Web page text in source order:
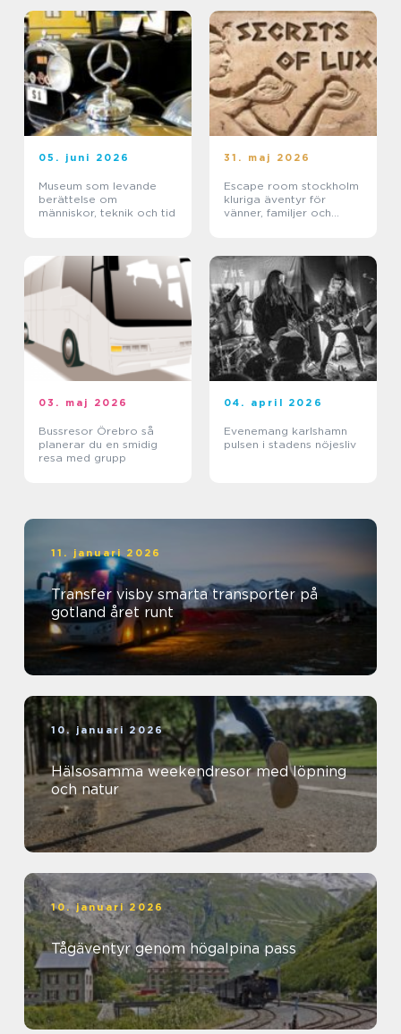
05. juni 2026
Museum som levande
berättelse om
människor, teknik och tid
31. maj 2026
Escape room stockholm
kluriga äventyr för
vänner, familjer och
03. maj 2026
Bussresor Örebro så
planerar du en smidig
resa med grupp
04. april 2026
Evenemang karlshamn
pulsen i stadens nöjesliv
11. januari 2026
Transfer visby smarta transporter på
gotland året runt
10. januari 2026
Hälsosamma weekendresor med löpning
och natur
10. januari 2026
Tågäventyr genom högalpina pass